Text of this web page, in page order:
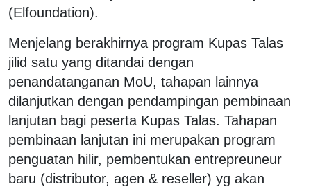
(Elfoundation).
Menjelang berakhirnya program Kupas Talas
jilid satu yang ditandai dengan
penandatanganan MoU, tahapan lainnya
dilanjutkan dengan pendampingan pembinaan
lanjutan bagi peserta Kupas Talas. Tahapan
pembinaan lanjutan ini merupakan program
penguatan hilir, pembentukan entrepreuneur
baru (distributor, agen & reseller) yg akan